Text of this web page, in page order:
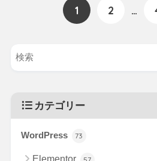
1 2 …
カテゴリー
WordPress 73